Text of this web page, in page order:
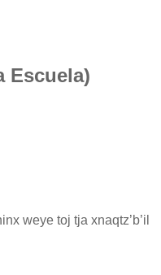
Escuela)
weye toj tja xnaqtz’b’il